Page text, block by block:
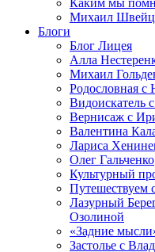
Каким мы
Михаил
Блоги
Блог Лицея
Алла
Михаил
Родословная
Видоискатель
Вернисаж с
Валентина
Лариса
Олег Гальченко
Культурный
Путешествуем
Лазурный
Озолиной
«Задние
Застолье с